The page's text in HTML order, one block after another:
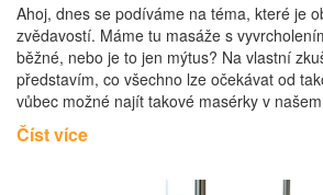
Ahoj, dnes se podíváme na téma, které je
zvědavostí. Máme tu masáže s
běžné, nebo je to jen mýtus? Na vlastní
představím, co všechno lze očekávat od
vůbec možné najít takové masérky v
nejen etiketu a pravidla, kterými se řídí
masáží, ale i to, jak tato služba ovlivňuje
zjistíme, kde leží hranice mezi realitou a fikcí.
Číst více